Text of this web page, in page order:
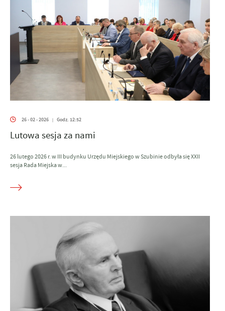
26 - 02 - 2026 | Godz. 12:52
Lutowa sesja za nami
26 lutego 2026 r. w III budynku Urzędu Miejskiego w Szubinie odbyła się XXII
sesja Rada Miejska w...